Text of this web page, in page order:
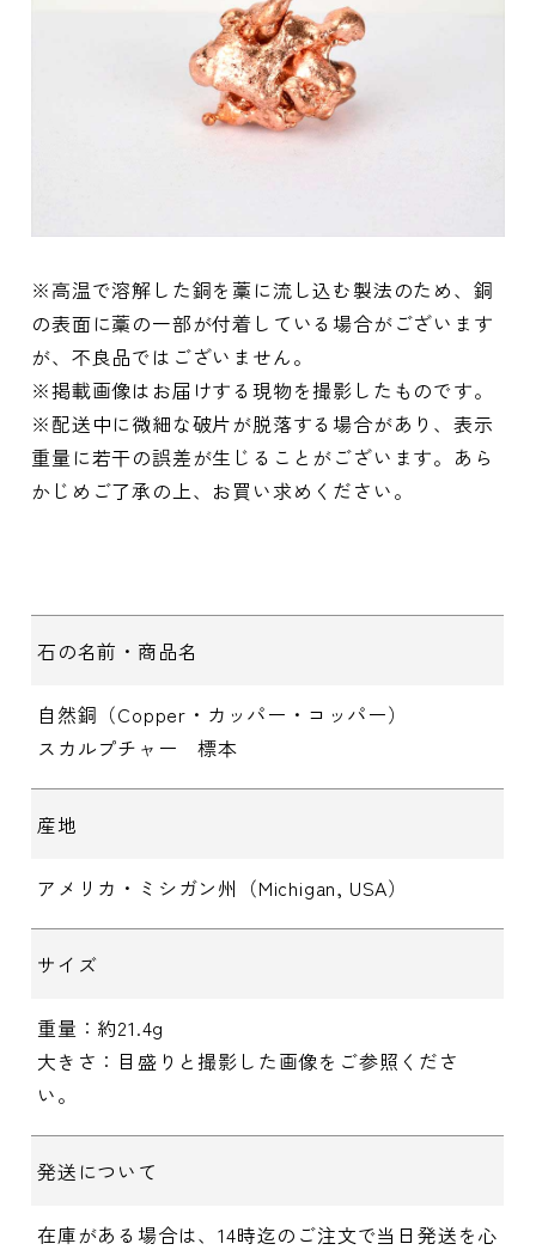
※高温で溶解した銅を藁に流し込む製法のため、銅
の表面に藁の一部が付着している場合がございます
が、不良品ではございません。
※掲載画像はお届けする現物を撮影したものです。
※配送中に微細な破片が脱落する場合があり、表示
重量に若干の誤差が生じることがございます。あら
かじめご了承の上、お買い求めください。
石の名前・商品名
自然銅（Copper・カッパー・コッパー）
スカルプチャー 標本
産地
アメリカ・ミシガン州（Michigan, USA）
サイズ
重量：約21.4g
大きさ：目盛りと撮影した画像をご参照くださ
い。
発送について
在庫がある場合は、14時迄のご注文で当日発送を心